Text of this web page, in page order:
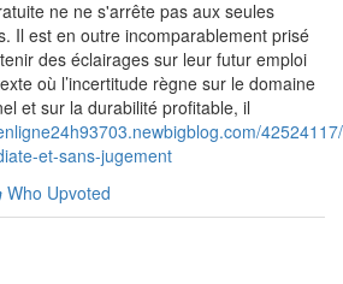
ne ne s'arrête pas aux seules
Il est en outre incomparablement prisé
des éclairages sur leur futur emploi
où l’incertitude règne sur le domaine
et sur la durabilité profitable, il
et-sans-jugement
Who Upvoted